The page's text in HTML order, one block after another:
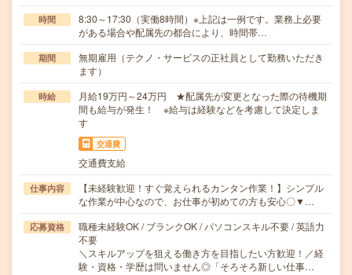
時間
8:30～17:30（実働8時間）※上記は一例です。業務上必要
がある場合や配属先の都合により、時間帯…
期間
無期雇用（テクノ・サービスの正社員として勤務いただき
ます）
時給
月給19万円～24万円 ★配属先が変更となった際の待機期
間も給与が発生！ ※給与は経験などを考慮して決定しま
す
交通費
交通費支給
仕事内容
【未経験歓迎！すぐ覚えられるカンタン作業！】シンプル
な作業が中心なので、お仕事が初めての方も安心〇▼…
応募資格
職種未経験OK / ブランクOK / パソコンスキル不要 / 英語力
不要
＼スキルアップを狙える働き方を目指したい方歓迎！／経
験・資格・学歴は問いません◎「そろそろ新しい仕事…